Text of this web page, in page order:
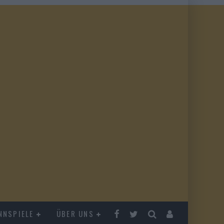
ÜBER UNS